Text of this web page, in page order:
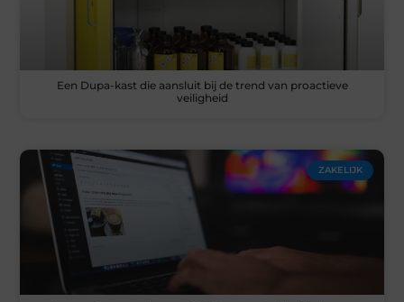
Een Dupa-kast die aansluit bij de trend van proactieve
veiligheid
ZAKELIJK